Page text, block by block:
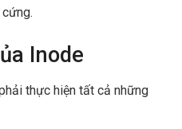
Inode
thực hiện tất cả những